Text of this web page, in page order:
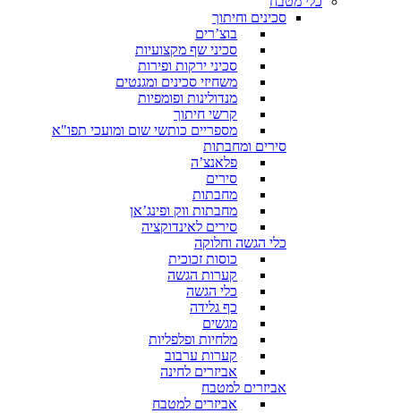
סכינים וחיתוך
בוצ’רים
סכיני שף מקצועיות
סכיני ירקות ופירות
משחיזי סכינים ומגנטים
מנדולינות ופומפיות
קרשי חיתוך
מספריים כותשי שום ומועכי תפו"א
סירים ומחבתות
פלאנצ’ה
סירים
מחבתות
מחבתות ווק ופינג’אן
סירים לאינדוקציה
כלי הגשה וחלוקה
כוסות זכוכית
קערות הגשה
כלי הגשה
כף גלידה
מגשים
מלחיות ופלפליות
קערות ערבוב
אביזרים לחינה
אביזרים למטבח
אביזרים למטבח